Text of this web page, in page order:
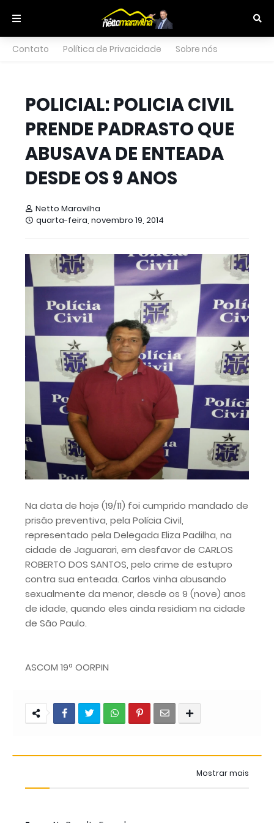
Contato Política de Privacidade Sobre nós
POLICIAL: POLICIA CIVIL
PRENDE PADRASTO QUE
ABUSAVA DE ENTEADA
DESDE OS 9 ANOS
Netto Maravilha
quarta-feira, novembro 19, 2014
Na data de hoje (19/11) foi cumprido mandado de
prisão preventiva, pela Polícia Civil,
representado pela Delegada Eliza Padilha, na
cidade de Jaguarari, em desfavor de CARLOS
ROBERTO DOS SANTOS, pelo crime de estupro
contra sua enteada. Carlos vinha abusando
sexualmente da menor, desde os 9 (nove) anos
de idade, quando eles ainda residiam na cidade
de São Paulo.
ASCOM 19ª OORPIN
Mostrar mais